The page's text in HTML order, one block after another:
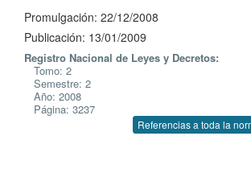
Promulgación: 22/12/2008
Publicación: 13/01/2009
Registro Nacional de Leyes y Decretos:
Tomo: 2
Semestre: 2
Año: 2008
Página: 3237
Referencias a toda la